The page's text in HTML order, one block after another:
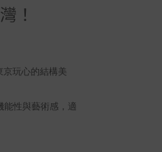
！
玩心的結構美
性與藝術感，適